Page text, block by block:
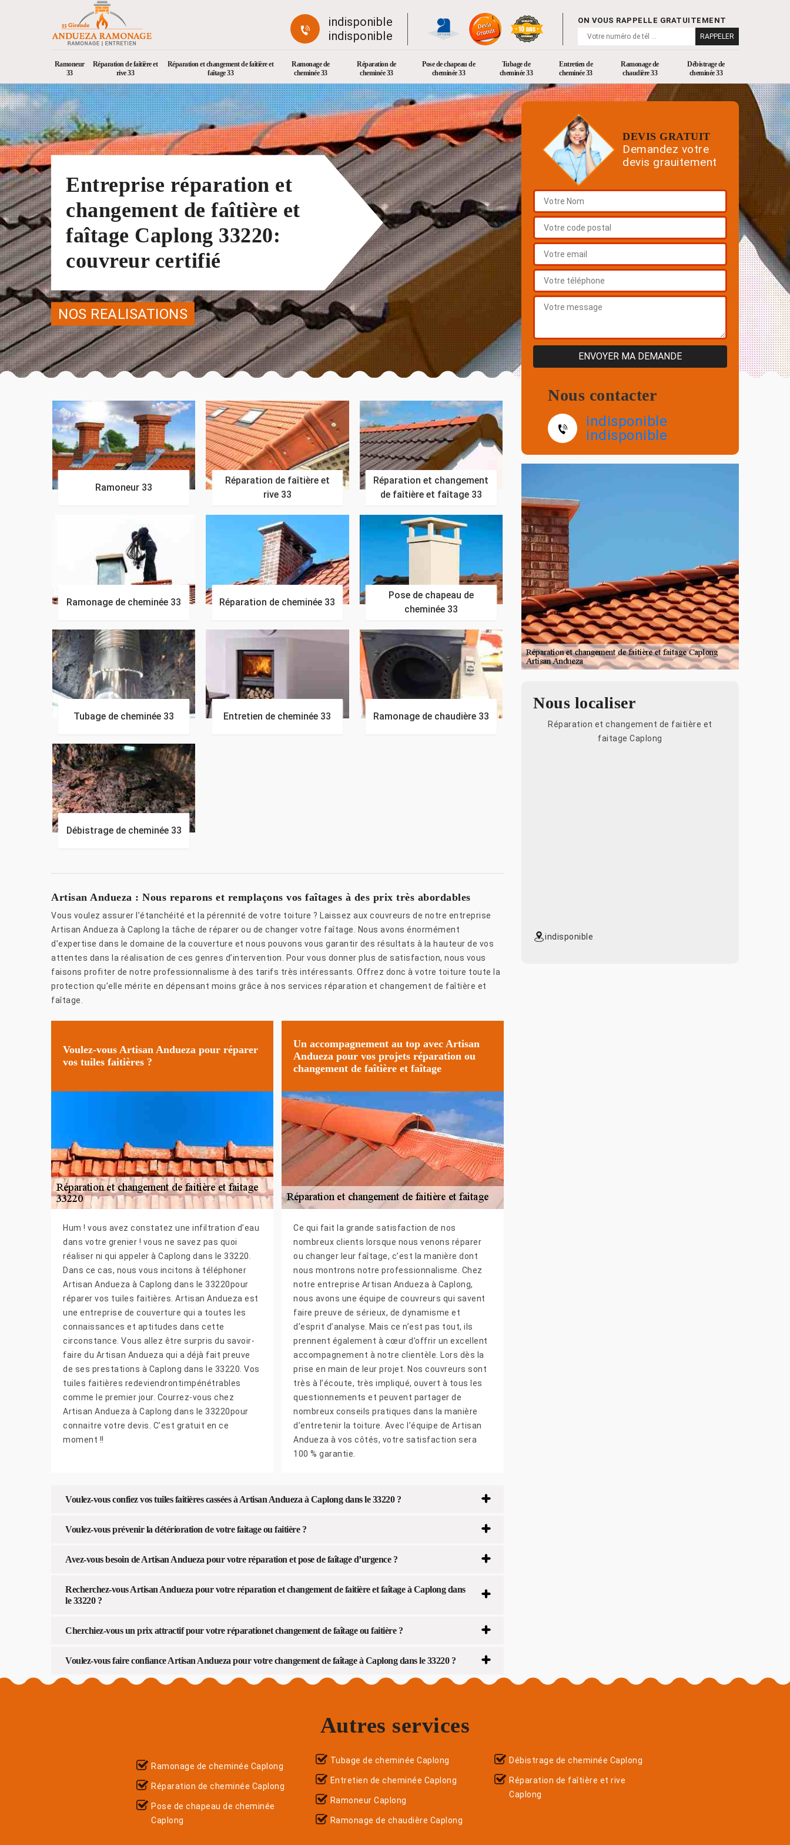
indisponible
indisponible
ON VOUS RAPPELLE GRATUITEMENT
Ramoneur
33
Réparation de faîtière et
rive 33
Réparation et changement de faîtière et
faîtage 33
Ramonage de
cheminée 33
Réparation de
cheminée 33
Pose de chapeau de
cheminée 33
Tubage de
cheminée 33
Entretien de
cheminée 33
Ramonage de
chaudière 33
Débistrage de
cheminée 33
Entreprise réparation et
changement de faîtière et
faîtage Caplong 33220:
couvreur certifié
NOS REALISATIONS
Ramoneur 33
Réparation de faîtière et
rive 33
Réparation et changement
de faîtière et faîtage 33
Ramonage de cheminée 33 Réparation de cheminée 33
Pose de chapeau de
cheminée 33
Tubage de cheminée 33 Entretien de cheminée 33 Ramonage de chaudière 33
Débistrage de cheminée 33
Artisan Andueza : Nous reparons et remplaçons vos faîtages à des prix très abordables
Vous voulez assurer l’étanchéité et la pérennité de votre toiture ? Laissez aux couvreurs de notre entreprise
Artisan Andueza à Caplong la tâche de réparer ou de changer votre faîtage. Nous avons énormément
d’expertise dans le domaine de la couverture et nous pouvons vous garantir des résultats à la hauteur de vos
attentes dans la réalisation de ces genres d’intervention. Pour vous donner plus de satisfaction, nous vous
faisons profiter de notre professionnalisme à des tarifs très intéressants. Offrez donc à votre toiture toute la
protection qu’elle mérite en dépensant moins grâce à nos services réparation et changement de faîtière et
faîtage.
Voulez-vous Artisan Andueza pour réparer
vos tuiles faitières ?
Hum ! vous avez constatez une infiltration d’eau
dans votre grenier ! vous ne savez pas quoi
réaliser ni qui appeler à Caplong dans le 33220.
Dans ce cas, nous vous incitons à téléphoner
Artisan Andueza à Caplong dans le 33220pour
réparer vos tuiles faitières. Artisan Andueza est
une entreprise de couverture qui a toutes les
connaissances et aptitudes dans cette
circonstance. Vous allez être surpris du savoir-
faire du Artisan Andueza qui a déjà fait preuve
de ses prestations à Caplong dans le 33220. Vos
tuiles faitières redeviendrontimpénétrables
comme le premier jour. Courrez-vous chez
Artisan Andueza à Caplong dans le 33220pour
connaitre votre devis. C’est gratuit en ce
moment !!
Un accompagnement au top avec Artisan
Andueza pour vos projets réparation ou
changement de faîtière et faîtage
Ce qui fait la grande satisfaction de nos
nombreux clients lorsque nous venons réparer
ou changer leur faîtage, c’est la manière dont
nous montrons notre professionnalisme. Chez
notre entreprise Artisan Andueza à Caplong,
nous avons une équipe de couvreurs qui savent
faire preuve de sérieux, de dynamisme et
d’esprit d’analyse. Mais ce n’est pas tout, ils
prennent également à cœur d’offrir un excellent
accompagnement à notre clientèle. Lors dès la
prise en main de leur projet. Nos couvreurs sont
très à l’écoute, très impliqué, ouvert à tous les
questionnements et peuvent partager de
nombreux conseils pratiques dans la manière
d’entretenir la toiture. Avec l’équipe de Artisan
Andueza à vos côtés, votre satisfaction sera
100 % garantie.
Voulez-vous confiez vos tuiles faitières cassées à Artisan Andueza à Caplong dans le 33220 ?
Voulez-vous prévenir la détérioration de votre faitage ou faitière ?
Avez-vous besoin de Artisan Andueza pour votre réparation et pose de faîtage d’urgence ?
Recherchez-vous Artisan Andueza pour votre réparation et changement de faitière et faîtage à Caplong dans
le 33220 ?
Cherchiez-vous un prix attractif pour votre réparationet changement de faîtage ou faitière ?
Voulez-vous faire confiance Artisan Andueza pour votre changement de faîtage à Caplong dans le 33220 ?
DEVIS GRATUIT
Demandez votre
devis grauitement
Nous contacter
indisponible
indisponible
Nous localiser
Réparation et changement de faitière et
faitage Caplong
indisponible
Autres services
Ramonage de cheminée Caplong
Réparation de cheminée Caplong
Pose de chapeau de cheminée
Caplong
Tubage de cheminée Caplong
Entretien de cheminée Caplong
Ramoneur Caplong
Ramonage de chaudière Caplong
Débistrage de cheminée Caplong
Réparation de faîtière et rive
Caplong